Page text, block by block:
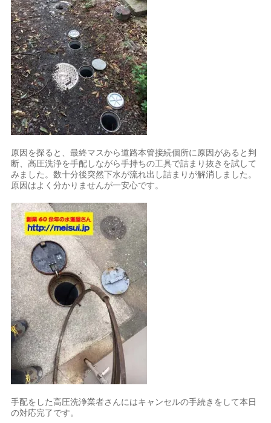
原因を探ると、最終マスから道路本管接続個所に原因があると判
断、高圧洗浄を手配しながら手持ちの工具で詰まり抜きを試して
みました。数十分後突然下水が流れ出し詰まりが解消しました。
原因はよく分かりませんが一安心です。
手配をした高圧洗浄業者さんにはキャンセルの手続きをして本日
の対応完了です。